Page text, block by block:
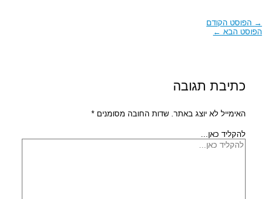
→ הפוסט הקודם
הפוסט הבא ←
כתיבת תגובה
האימייל לא יוצג באתר. שדות החובה מסומנים*
להקליד כאן...